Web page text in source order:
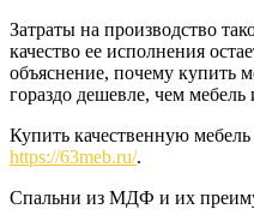
Затраты на производство
качество ее исполнения
объяснение, почему
гораздо дешевле, чем
Купить качественную
https://63meb.ru/.
Спальни из МДФ и их